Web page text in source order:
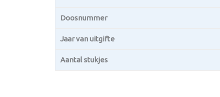
Doosnummer
Jaar van uitgifte
Aantal stukjes